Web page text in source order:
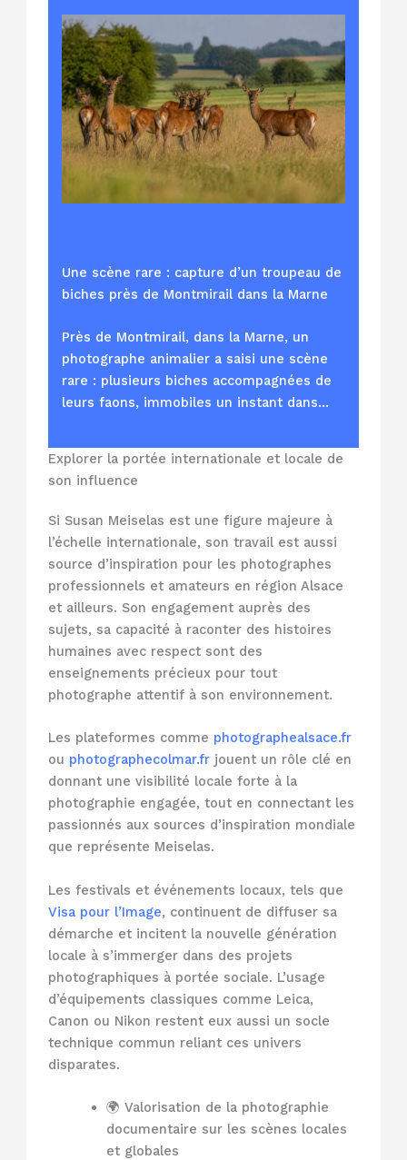
Une scène rare : capture d’un troupeau de
biches près de Montmirail dans la Marne
Près de Montmirail, dans la Marne, un
photographe animalier a saisi une scène
rare : plusieurs biches accompagnées de
leurs faons, immobiles un instant dans…
Explorer la portée internationale et locale de
son influence
Si Susan Meiselas est une figure majeure à
l’échelle internationale, son travail est aussi
source d’inspiration pour les photographes
professionnels et amateurs en région Alsace
et ailleurs. Son engagement auprès des
sujets, sa capacité à raconter des histoires
humaines avec respect sont des
enseignements précieux pour tout
photographe attentif à son environnement.
Les plateformes comme photographealsace.fr
ou photographecolmar.fr jouent un rôle clé en
donnant une visibilité locale forte à la
photographie engagée, tout en connectant les
passionnés aux sources d’inspiration mondiale
que représente Meiselas.
Les festivals et événements locaux, tels que
Visa pour l’Image, continuent de diffuser sa
démarche et incitent la nouvelle génération
locale à s’immerger dans des projets
photographiques à portée sociale. L’usage
d’équipements classiques comme Leica,
Canon ou Nikon restent eux aussi un socle
technique commun reliant ces univers
disparates.
🌍 Valorisation de la photographie
documentaire sur les scènes locales
et globales